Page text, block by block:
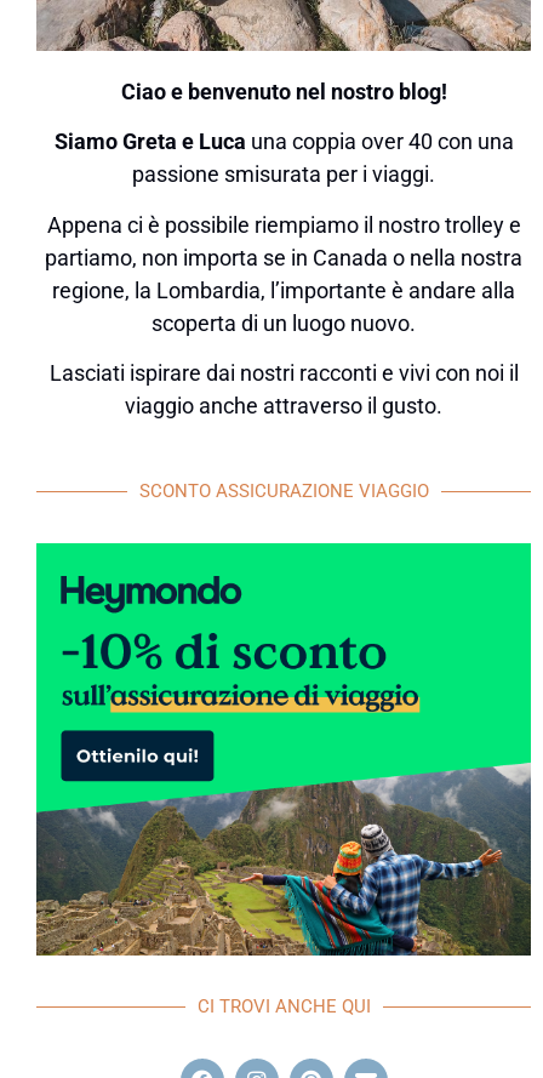
Ciao e benvenuto nel nostro blog!
Siamo Greta e Luca una coppia over 40 con una
passione smisurata per i viaggi.
Appena ci è possibile riempiamo il nostro trolley e
partiamo, non importa se in Canada o nella nostra
regione, la Lombardia, l’importante è andare alla
scoperta di un luogo nuovo.
Lasciati ispirare dai nostri racconti e vivi con noi il
viaggio anche attraverso il gusto.
SCONTO ASSICURAZIONE VIAGGIO
CI TROVI ANCHE QUI